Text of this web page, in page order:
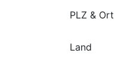
PLZ & Ort
Land